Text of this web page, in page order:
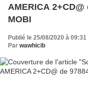
AMERICA 2+CD@ de 9788497788816
MOBI
Publié le 25/08/2020 à 09:31
Par wawhicib